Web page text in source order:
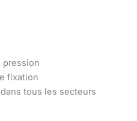
pression
fixation
tous les secteurs